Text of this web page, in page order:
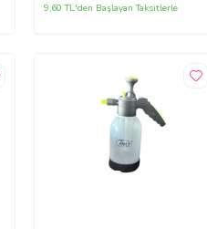
9,60 TL'den Başlayan Taksitlerle